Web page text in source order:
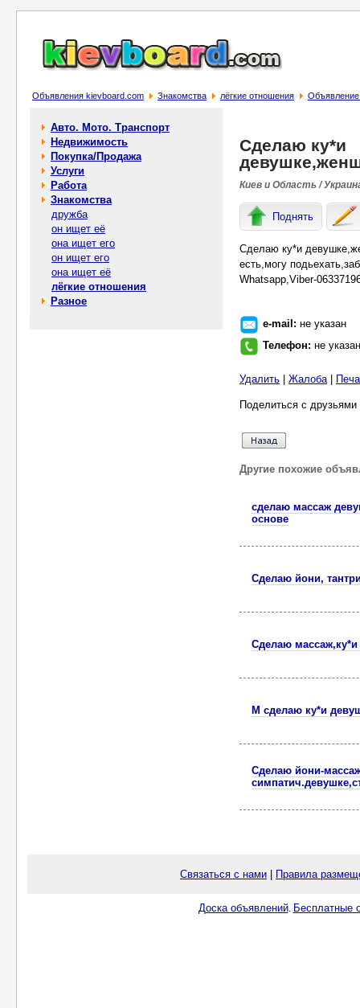
Объявления kievboard.com Знакомства лёгкие отношения
Авто. Мото. Транспорт
Недвижимость
Покупка/Продажа
Услуги
Работа
Знакомства
дружба
он ищет её
она ищет его
он ищет его
она ищет её
лёгкие отношения
Разное
Сделаю ку*и
Киев и Область /
Поднять
Сделаю ку*и
есть,могу
Whatsapp,Viber-
e-mail: не указан
Телефон: не указан
Удалить Жалоба|
Поделиться с
Другие похожие
сделаю массаж
основе
Сделаю йони,
Сделаю массаж,ку*и
М сделаю ку*и
Сделаю йони-
Связаться с нами Правила
Доска объявлений. Бесплатные